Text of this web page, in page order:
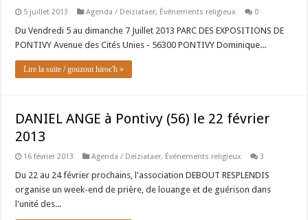
5 juillet 2013 Agenda / Deiziataer, Événements religieux 0
Du Vendredi 5 au dimanche 7 Juillet 2013 PARC DES EXPOSITIONS DE
PONTIVY Avenue des Cités Unies - 56300 PONTIVY Dominique...
Lire la suite / gouzout hiroc'h »
DANIEL ANGE à Pontivy (56) le 22 février
2013
16 février 2013 Agenda / Deiziataer, Événements religieux 3
Du 22 au 24 février prochains, l'association DEBOUT RESPLENDIS
organise un week-end de prière, de louange et de guérison dans
l'unité des...